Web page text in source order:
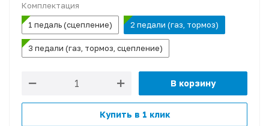
Комплектация
1 педаль (сцепление)
2 педали (газ, тормоз)
3 педали (газ, тормоз, сцепление)
В корзину
Купить в 1 клик